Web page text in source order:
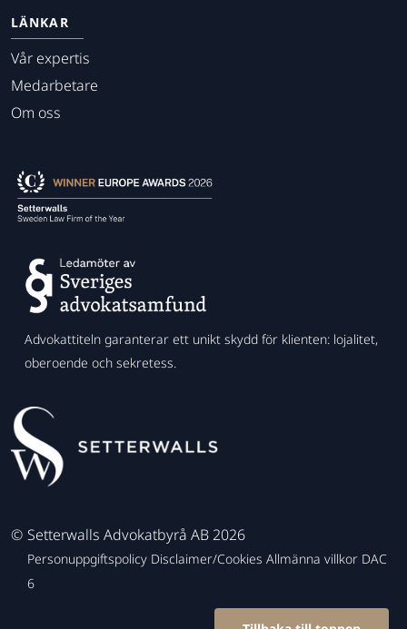
LÄNKAR
Vår expertis
Medarbetare
Om oss
Advokattiteln garanterar ett unikt skydd för klienten: lojalitet,
oberoende och sekretess.
© Setterwalls Advokatbyrå AB 2026
Personuppgiftspolicy Disclaimer/Cookies Allmänna villkor DAC
6